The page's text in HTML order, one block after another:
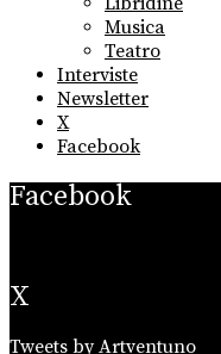
Musica
Teatro
Interviste
Newsletter
X
Facebook
Facebook
X
Tweets by Artventuno